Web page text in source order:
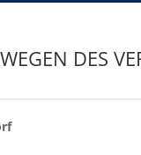
DES